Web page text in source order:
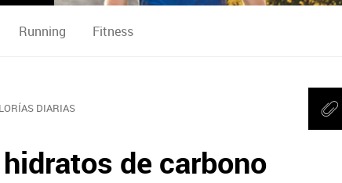
Running Fitness
DIARIAS
de carbono